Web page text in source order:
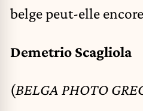
belge peut-elle
Demetrio Scagliola
(BELGA PHOTO